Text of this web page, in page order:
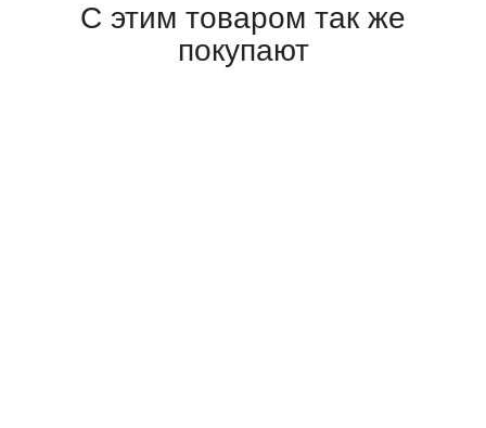
С этим товаром так же
покупают